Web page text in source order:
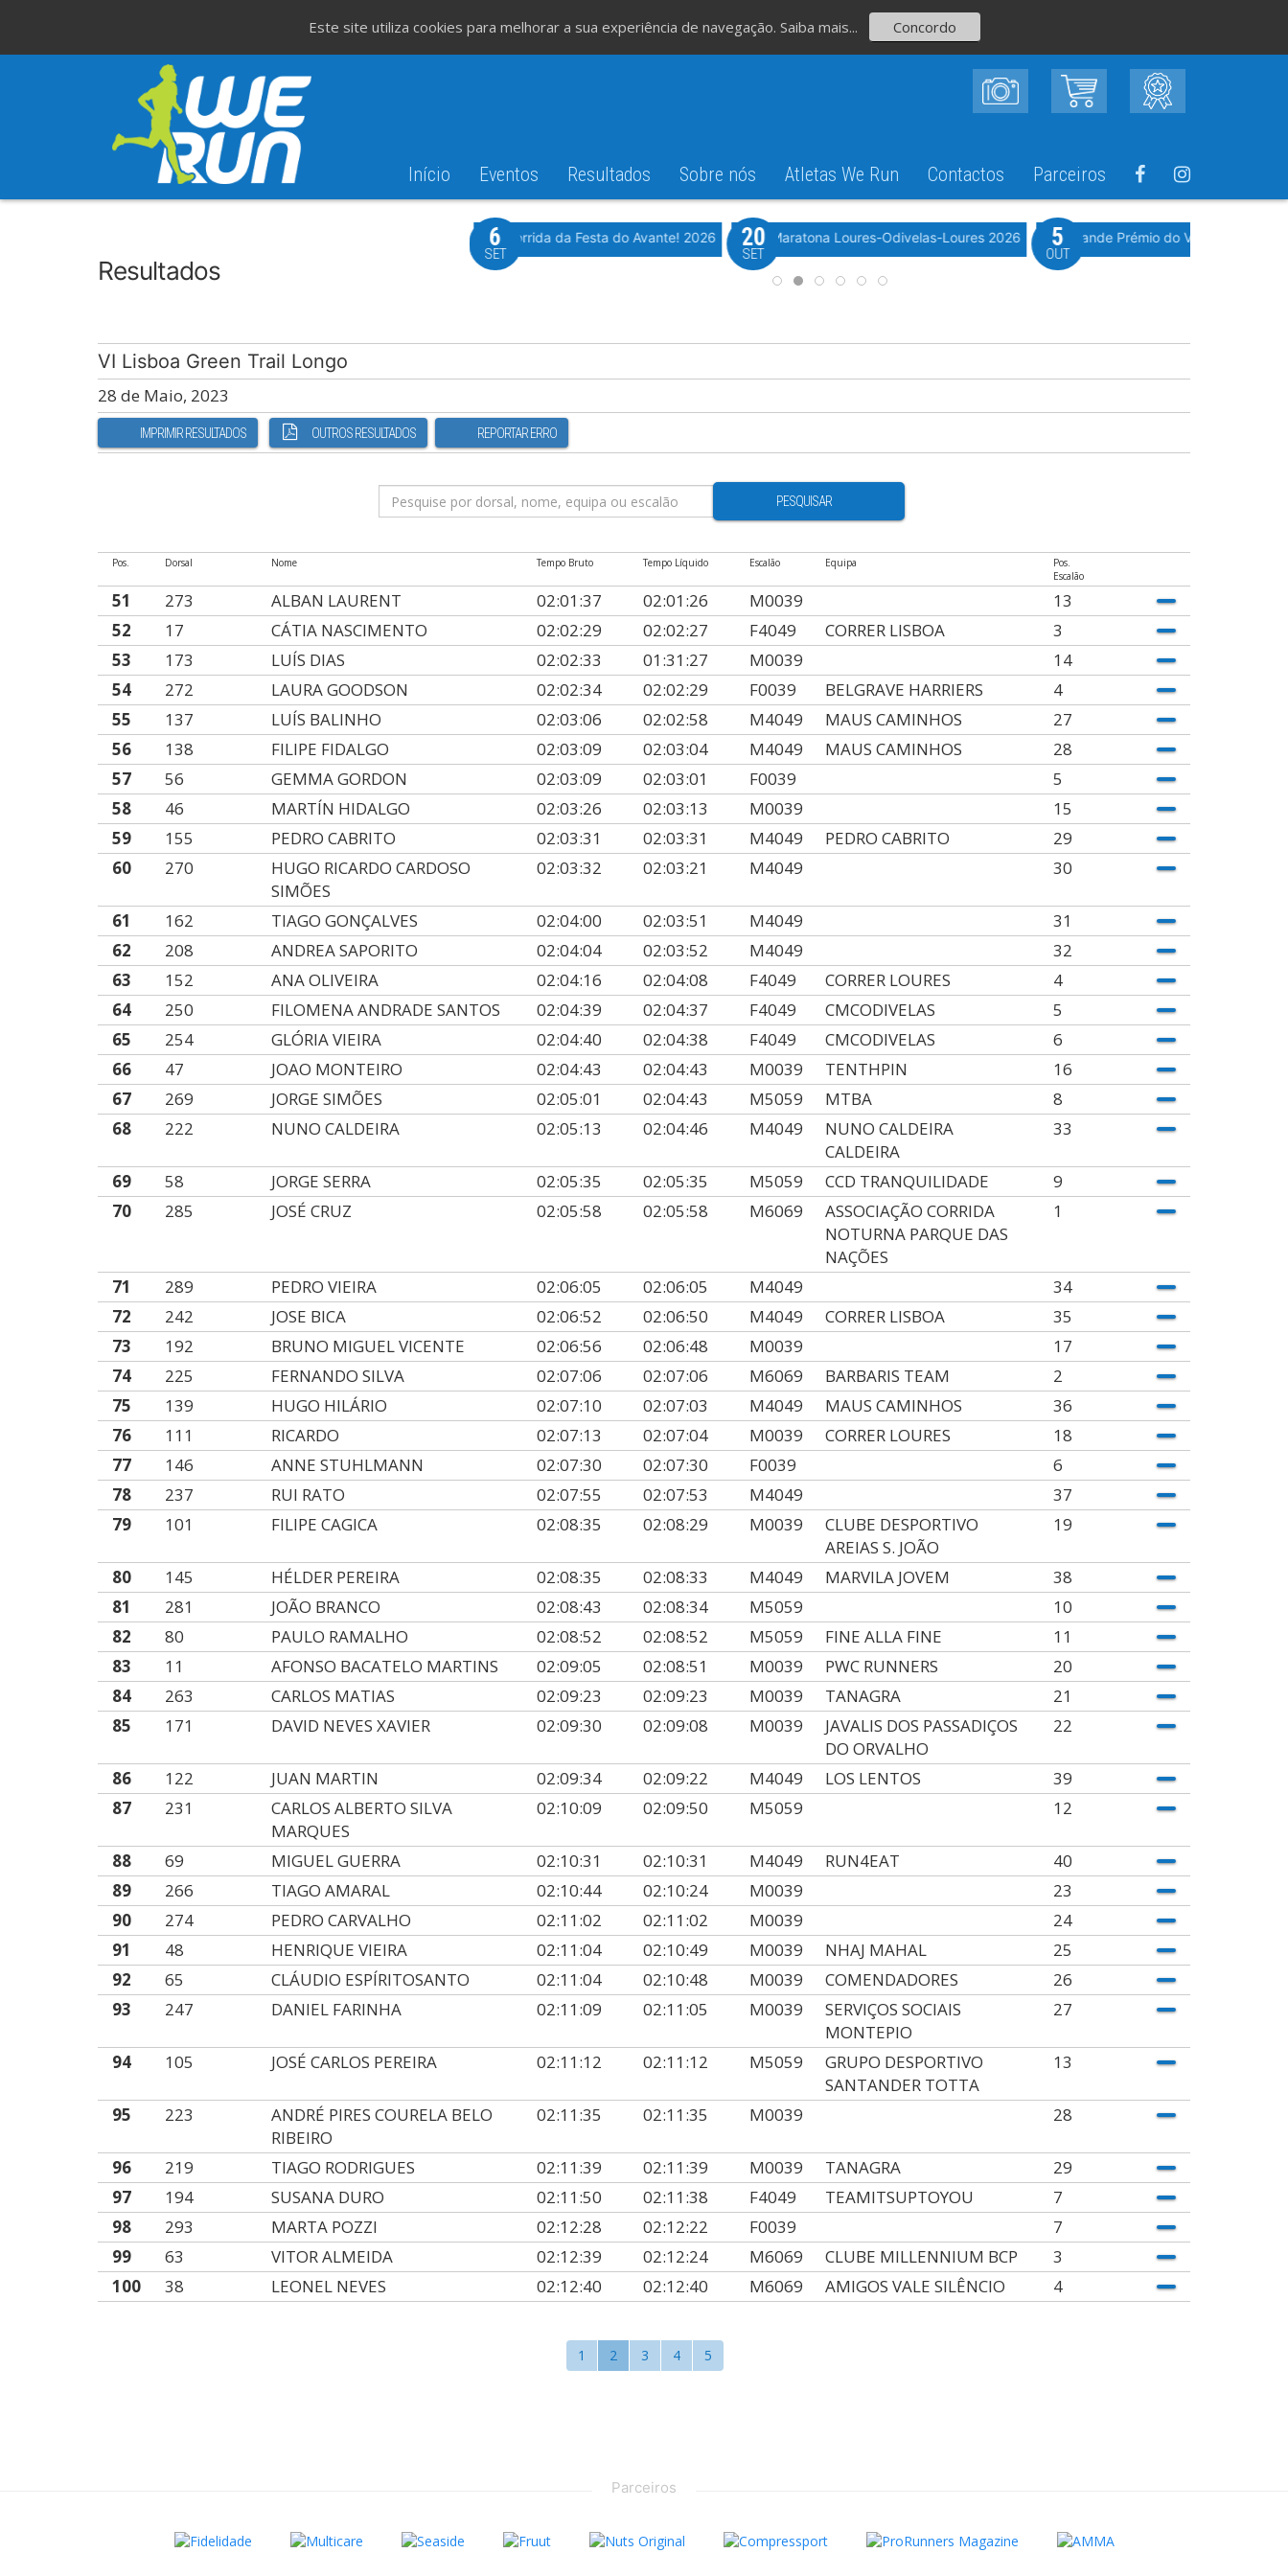
Início Eventos Resultados Sobre nós Atletas We Run Contactos Parceiros
Resultados Evento WeTiming
37ª Corrida da Festa do Avante! 2026
6
SET
Meia Maratona Loures-Odivelas-Loures 2026
20
SET
10º Grande Prémio do Vale Grande
5
OUT
VI Lisboa Green Trail Longo
28 de Maio, 2023
IMPRIMIR RESULTADOS OUTROS RESULTADOS REPORTAR ERRO
PESQUISAR
Pos. Dorsal Nome Tempo Bruto Tempo Líquido Escalão Equipa
Pos.
Escalão
51 273 ALBAN LAURENT 02:01:37 02:01:26 M0039
13
52
17 CÁTIA NASCIMENTO 02:02:29 02:02:27 F4049 CORRER LISBOA
3
53
173 LUÍS DIAS 02:02:33 01:31:27 M0039
14
54
272 LAURA GOODSON 02:02:34 02:02:29 F0039 BELGRAVE HARRIERS
4
55
137 LUÍS BALINHO 02:03:06 02:02:58 M4049 MAUS CAMINHOS
27
56
138 FILIPE FIDALGO 02:03:09 02:03:04 M4049 MAUS CAMINHOS
28
57
56 GEMMA GORDON 02:03:09 02:03:01 F0039
5
58
46 MARTÍN HIDALGO 02:03:26 02:03:13 M0039
15
59
155 PEDRO CABRITO 02:03:31 02:03:31 M4049 PEDRO CABRITO
29
60
270
HUGO RICARDO CARDOSO
SIMÕES
02:03:32 02:03:21 M4049 30
61 162 TIAGO GONÇALVES 02:04:00 02:03:51 M4049
31
62
208 ANDREA SAPORITO 02:04:04 02:03:52 M4049
32
63
152 ANA OLIVEIRA 02:04:16 02:04:08 F4049 CORRER LOURES
4
64
250 FILOMENA ANDRADE SANTOS 02:04:39 02:04:37 F4049 CMCODIVELAS
5
65
254 GLÓRIA VIEIRA 02:04:40 02:04:38 F4049 CMCODIVELAS
6
66
47 JOAO MONTEIRO 02:04:43 02:04:43 M0039 TENTHPIN
16
67
269 JORGE SIMÕES 02:05:01 02:04:43 M5059 MTBA
8
68
222 NUNO CALDEIRA 02:05:13 02:04:46 M4049
NUNO CALDEIRA
CALDEIRA
33
69 58 JORGE SERRA 02:05:35 02:05:35 M5059 CCD TRANQUILIDADE
9
70
285 JOSÉ CRUZ 02:05:58 02:05:58 M6069
ASSOCIAÇÃO CORRIDA
NOTURNA PARQUE DAS
NAÇÕES
1
71 289 PEDRO VIEIRA 02:06:05 02:06:05 M4049
34
72
242 JOSE BICA 02:06:52 02:06:50 M4049 CORRER LISBOA
35
73
192 BRUNO MIGUEL VICENTE 02:06:56 02:06:48 M0039
17
74
225 FERNANDO SILVA 02:07:06 02:07:06 M6069 BARBARIS TEAM
2
75
139 HUGO HILÁRIO 02:07:10 02:07:03 M4049 MAUS CAMINHOS
36
76
111 RICARDO 02:07:13 02:07:04 M0039 CORRER LOURES
18
77
146 ANNE STUHLMANN 02:07:30 02:07:30 F0039
6
78
237 RUI RATO 02:07:55 02:07:53 M4049
37
79
101 FILIPE CAGICA 02:08:35 02:08:29 M0039
CLUBE DESPORTIVO
AREIAS S. JOÃO
19
80 145 HÉLDER PEREIRA 02:08:35 02:08:33 M4049 MARVILA JOVEM
38
81
281 JOÃO BRANCO 02:08:43 02:08:34 M5059
10
82
80 PAULO RAMALHO 02:08:52 02:08:52 M5059 FINE ALLA FINE
11
83
11 AFONSO BACATELO MARTINS 02:09:05 02:08:51 M0039 PWC RUNNERS
20
84
263 CARLOS MATIAS 02:09:23 02:09:23 M0039 TANAGRA
21
85
171 DAVID NEVES XAVIER 02:09:30 02:09:08 M0039
JAVALIS DOS PASSADIÇOS
DO ORVALHO
22
86 122 JUAN MARTIN 02:09:34 02:09:22 M4049 LOS LENTOS
39
87
231
CARLOS ALBERTO SILVA
MARQUES
02:10:09 02:09:50 M5059 12
88 69 MIGUEL GUERRA 02:10:31 02:10:31 M4049 RUN4EAT
40
89
266 TIAGO AMARAL 02:10:44 02:10:24 M0039
23
90
274 PEDRO CARVALHO 02:11:02 02:11:02 M0039
24
91
48 HENRIQUE VIEIRA 02:11:04 02:10:49 M0039 NHAJ MAHAL
25
92
65 CLÁUDIO ESPÍRITOSANTO 02:11:04 02:10:48 M0039 COMENDADORES
26
93
247 DANIEL FARINHA 02:11:09 02:11:05 M0039
SERVIÇOS SOCIAIS
MONTEPIO
27
94 105 JOSÉ CARLOS PEREIRA 02:11:12 02:11:12 M5059
GRUPO DESPORTIVO
SANTANDER TOTTA
13
95 223
ANDRÉ PIRES COURELA BELO
RIBEIRO
02:11:35 02:11:35 M0039 28
96 219 TIAGO RODRIGUES 02:11:39 02:11:39 M0039 TANAGRA
29
97
194 SUSANA DURO 02:11:50 02:11:38 F4049 TEAMITSUPTOYOU
7
98
293 MARTA POZZI 02:12:28 02:12:22 F0039
7
99
63 VITOR ALMEIDA 02:12:39 02:12:24 M6069 CLUBE MILLENNIUM BCP
3
100
38 LEONEL NEVES 02:12:40 02:12:40 M6069 AMIGOS VALE SILÊNCIO 4
1 2 3 4 5
Parceiros
Este site utiliza cookies para melhorar a sua experiência de navegação. Saiba mais... Concordo